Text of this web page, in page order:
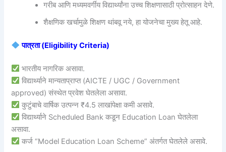
गरीब आणि मध्यमवर्गीय विद्यार्थ्यांना उच्च शिक्षणासाठी प्रोत्साहन देणे.
शैक्षणिक खर्चामुळे शिक्षण थांबवू नये, हा योजनेचा मुख्य हेतू आहे.
पात्रता (Eligibility Criteria)
भारतीय नागरिक असावा.
विद्यार्थ्याने मान्यताप्राप्त (AICTE / UGC / Government
approved) संस्थेत प्रवेश घेतलेला असावा.
कुटुंबाचे वार्षिक उत्पन्न ₹4.5 लाखांपेक्षा कमी असावे.
विद्यार्थ्याने Scheduled Bank कडून Education Loan घेतलेला
असावा.
कर्ज “Model Education Loan Scheme” अंतर्गत घेतलेले असावे.